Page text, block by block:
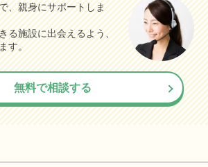
、親身にサポートしま
る施設に出会えるよう、
す。
無料で相談する